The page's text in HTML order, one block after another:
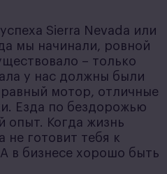
Sierra Nevada или
мы начинали, ровной
– только
у нас должны были
мотор, отличные
Езда по бездорожью
опыт. Когда жизнь
не готовит тебя к
в бизнесе хорошо быть